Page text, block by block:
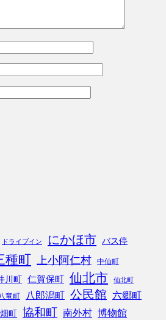
ドライブイン にかほ市 バス停
種町 上小阿仁村 中仙町
川町 仁賀保町 仙北市 仙北町
八竜町 八郎潟町 公民館 六郷町
町 協和町 南外村 博物館